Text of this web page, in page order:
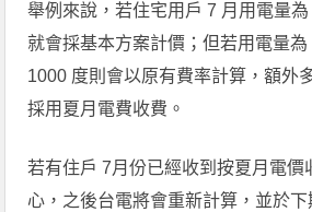
舉例來說，若住宅用戶 7 月用電量
就會採基本方案計價；但若用電量
1000 度則會以原有費率計算，額外
採用夏月電費收費。
若有住戶 7月份已經收到按夏月電價
心，之後台電將會重新計算，並於下